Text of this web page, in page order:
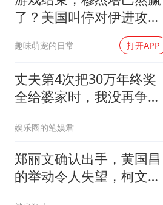
了？美国叫停对伊进攻，
趣味萌宠的日常 打开APP
丈夫第4次把30万年终奖
全给婆家时，我没再争
娱乐圈的笔娱君
郑丽文确认出手，黄国昌
的举动令人失望，柯文哲